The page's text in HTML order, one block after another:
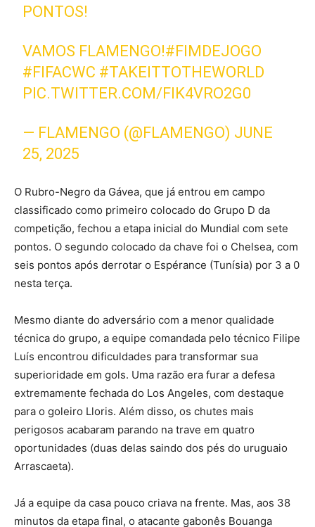
PONTOS!
VAMOS FLAMENGO!#FIMDEJOGO
#FIFACWC #TAKEITTOTHEWORLD
PIC.TWITTER.COM/FIK4VRO2G0
— FLAMENGO (@FLAMENGO) JUNE
25, 2025
O Rubro-Negro da Gávea, que já entrou em campo
classificado como primeiro colocado do Grupo D da
competição, fechou a etapa inicial do Mundial com sete
pontos. O segundo colocado da chave foi o Chelsea, com
seis pontos após derrotar o Espérance (Tunísia) por 3 a 0
nesta terça.
Mesmo diante do adversário com a menor qualidade
técnica do grupo, a equipe comandada pelo técnico Filipe
Luís encontrou dificuldades para transformar sua
superioridade em gols. Uma razão era furar a defesa
extremamente fechada do Los Angeles, com destaque
para o goleiro Lloris. Além disso, os chutes mais
perigosos acabaram parando na trave em quatro
oportunidades (duas delas saindo dos pés do uruguaio
Arrascaeta).
Já a equipe da casa pouco criava na frente. Mas, aos 38
minutos da etapa final, o atacante gabonês Bouanga